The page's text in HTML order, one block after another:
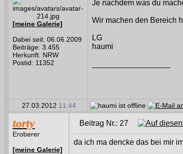
[meine Galerie]
Dabei seit: 06.06.2009
Beiträge: 3.455
Herkunft: NRW
Postid: 11352
Je nachdem was du
Wir machen den Bereich
LG
haumi
27.03.2012 11:44
torty
Eroberer
[meine Galerie]
Beitrag Nr.: 27
da ich ma dencke das bei mir